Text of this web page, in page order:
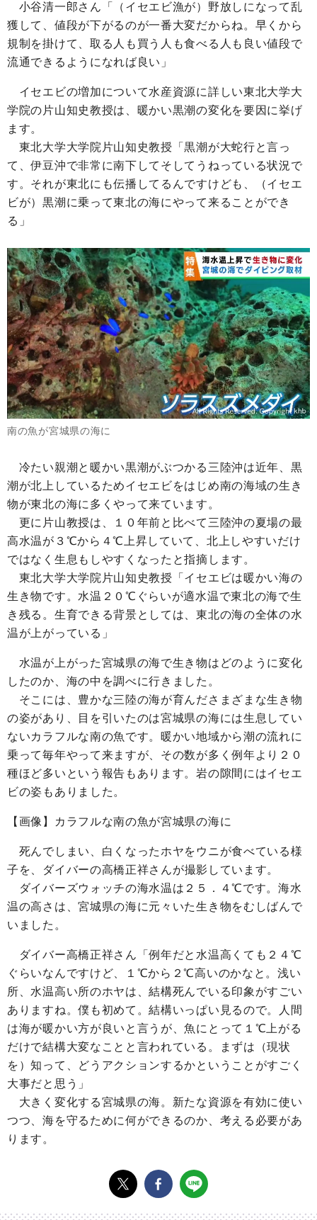
小谷清一郎さん「（イセエビ漁が）野放しになって乱
獲して、値段が下がるのが一番大変だからね。早くから
規制を掛けて、取る人も買う人も食べる人も良い値段で
流通できるようになれば良い」
イセエビの増加について水産資源に詳しい東北大学大
学院の片山知史教授は、暖かい黒潮の変化を要因に挙げ
ます。
東北大学大学院片山知史教授「黒潮が大蛇行と言っ
て、伊豆沖で非常に南下してそしてうねっている状況で
す。それが東北にも伝播してるんですけども、（イセエ
ビが）黒潮に乗って東北の海にやって来ることができ
る」
南の魚が宮城県の海に
冷たい親潮と暖かい黒潮がぶつかる三陸沖は近年、黒
潮が北上しているためイセエビをはじめ南の海域の生き
物が東北の海に多くやって来ています。
更に片山教授は、１０年前と比べて三陸沖の夏場の最
高水温が３℃から４℃上昇していて、北上しやすいだけ
ではなく生息もしやすくなったと指摘します。
東北大学大学院片山知史教授「イセエビは暖かい海の
生き物です。水温２０℃ぐらいが適水温で東北の海で生
き残る。生育できる背景としては、東北の海の全体の水
温が上がっている」
水温が上がった宮城県の海で生き物はどのように変化
したのか、海の中を調べに行きました。
そこには、豊かな三陸の海が育んださまざまな生き物
の姿があり、目を引いたのは宮城県の海には生息してい
ないカラフルな南の魚です。暖かい地域から潮の流れに
乗って毎年やって来ますが、その数が多く例年より２０
種ほど多いという報告もあります。岩の隙間にはイセエ
ビの姿もありました。
【画像】カラフルな南の魚が宮城県の海に
死んでしまい、白くなったホヤをウニが食べている様
子を、ダイバーの高橋正祥さんが撮影しています。
ダイバーズウォッチの海水温は２５．４℃です。海水
温の高さは、宮城県の海に元々いた生き物をむしばんで
いました。
ダイバー高橋正祥さん「例年だと水温高くても２４℃
ぐらいなんですけど、１℃から２℃高いのかなと。浅い
所、水温高い所のホヤは、結構死んでいる印象がすごい
ありますね。僕も初めて。結構いっぱい見るので。人間
は海が暖かい方が良いと言うが、魚にとって１℃上がる
だけで結構大変なことと言われている。まずは（現状
を）知って、どうアクションするかということがすごく
大事だと思う」
大きく変化する宮城県の海。新たな資源を有効に使い
つつ、海を守るために何ができるのか、考える必要があ
ります。